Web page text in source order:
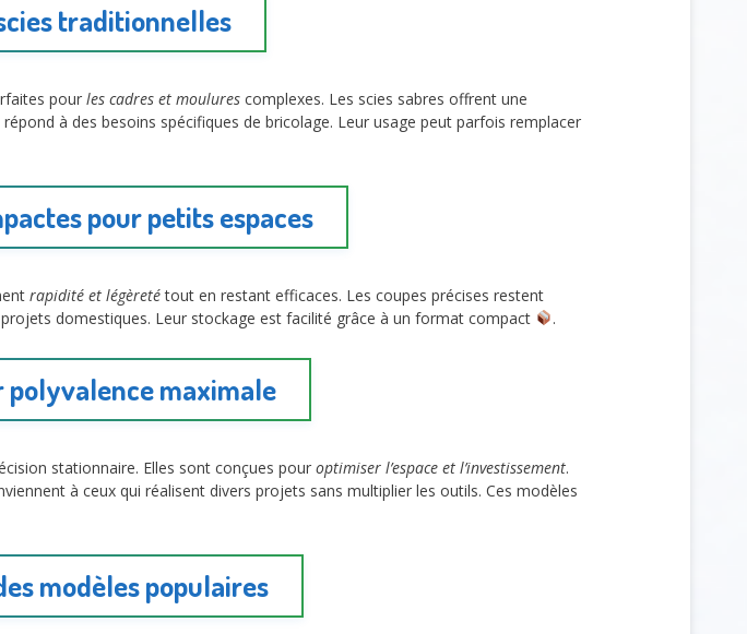
traditionnelles
pour les cadres et moulures complexes. Les scies sabres offrent une
à des besoins spécifiques de bricolage. Leur usage peut parfois remplacer
pour petits espaces
rapidité et légèretétout en restant efficaces. Les coupes précises restent
domestiques. Leur stockage est facilité grâce à un format compact
.
polyvalence maximale
stationnaire. Elles sont conçues pour optimiser l’espace et l’investissement.
à ceux qui réalisent divers projets sans multiplier les outils. Ces modèles
modèles populaires